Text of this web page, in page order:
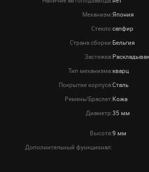
Механизм:Япония
Стекло:сапфир
Страна сборки:Бельгия
Застежка:
Тип механизма:кварц
Покрытие корпуса:Сталь
Ремень/Браслет:Кожа
Диаметр:35 мм
Высота:9 мм
Дополнительный функционал: